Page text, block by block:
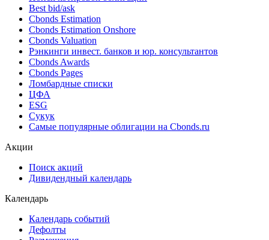
Поиск облигаций & Карты рынка
Поиск облигаций (ИИ)
Ближайшие размещения (Россия)
Поиск котировок облигаций
Best bid/ask
Cbonds Estimation
Cbonds Estimation Onshore
Cbonds Valuation
Рэнкинги инвест. банков и юр. консультантов
Cbonds Awards
Cbonds Pages
Ломбардные списки
ESG
Самые популярные облигации на Cbonds.ru
Дивидендный календарь